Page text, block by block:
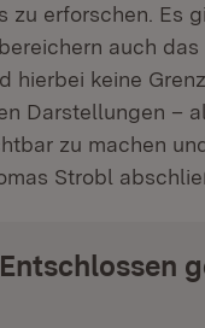
zu erforschen. Es
auch
hierbei keine
Darstellungen –
zu machen
Strobl